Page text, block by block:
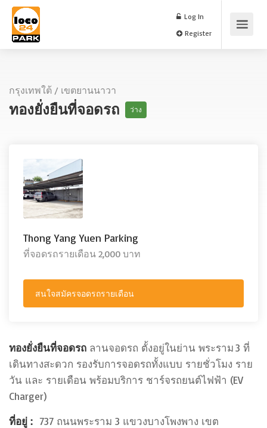
Log In
กรุงเทพใต้ / เขตยานนาวา
ทองยั่งยืนที่จอดรถ ว่าง
Thong Yang Yuen Parking
ที่จอดรถรายเดือน 2,000 บาท
สนใจสมัครจอดรถรายเดือน
ทองยั่งยืนที่จอดรถ ลานจอดรถ ตั้งอยู่ในย่าน พระราม 3 ที่
เดินทางสะดวก รองรับการจอดรถทั้งแบบ รายชั่วโมง ราย
วัน และ รายเดือน พร้อมบริการ ชาร์จรถยนต์ไฟฟ้า (EV
Charger)
ที่อยู่ : 737 ถนนพระราม 3 แขวงบางโพงพาง เขต